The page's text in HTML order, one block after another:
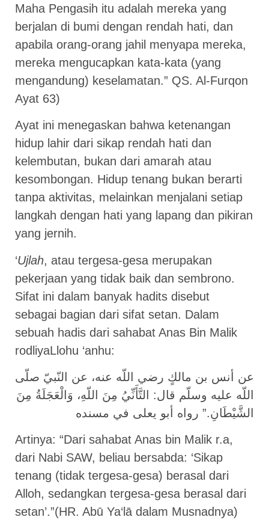
Maha Pengasih itu adalah mereka yang
berjalan di bumi dengan rendah hati, dan
apabila orang-orang jahil menyapa mereka,
mereka mengucapkan kata-kata (yang
mengandung) keselamatan.” QS. Al-Furqon
Ayat 63)
Ayat ini menegaskan bahwa ketenangan
hidup lahir dari sikap rendah hati dan
kelembutan, bukan dari amarah atau
kesombongan. Hidup tenang bukan berarti
tanpa aktivitas, melainkan menjalani setiap
langkah dengan hati yang lapang dan pikiran
yang jernih.
‘Ujlah, atau tergesa-gesa merupakan
pekerjaan yang tidak baik dan sembrono.
Sifat ini dalam banyak hadits disebut
sebagai bagian dari sifat setan. Dalam
sebuah hadis dari sahabat Anas Bin Malik
rodliyaLlohu ‘anhu:
عن أنس بن مالكٍ رضي اللّه عنه، عن النّبيّ صلّى
اللّه عليه وسلّم قال: التَّأَنِّيُ مِنَ اللّهِ، وَالْعَجَلَةُ مِنَ
الشَّيْطَانِ.” رواه أبو يعلى في مسنده
Artinya: “Dari sahabat Anas bin Malik r.a,
dari Nabi SAW, beliau bersabda: ‘Sikap
tenang (tidak tergesa-gesa) berasal dari
Alloh, sedangkan tergesa-gesa berasal dari
setan’.”(HR. Abū Ya‘lā dalam Musnadnya)